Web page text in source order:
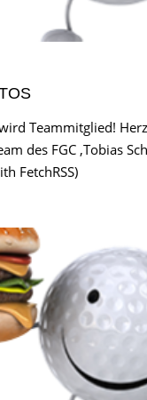
Teammitglied!
des FGC ,Tobias
FetchRSS)